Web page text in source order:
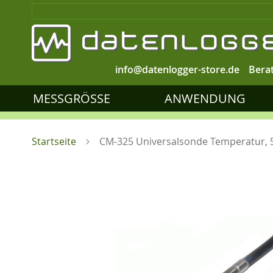
info@datenlogger-store.de
MESSGRÖSSE ANWENDUNG
Startseite CM-325 Universalsonde Temperatur,